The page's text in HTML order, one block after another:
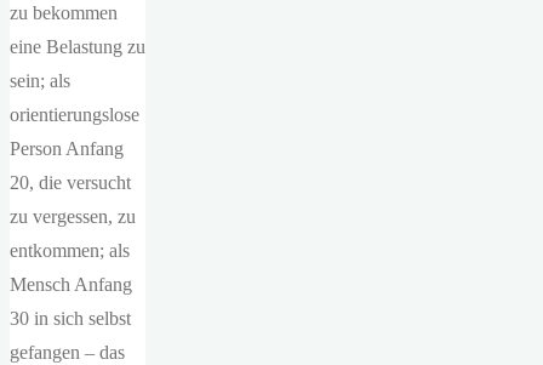
zu bekommen
eine Belastung zu
sein; als
orientierungslose
Person Anfang
20, die versucht
zu vergessen, zu
entkommen; als
Mensch Anfang
30 in sich selbst
gefangen – das